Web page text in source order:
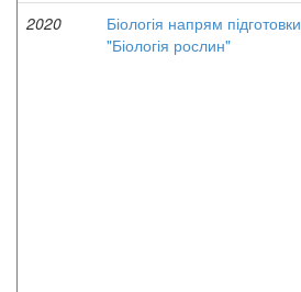
2020
Біологія напрям підготовки
"Біологія рослин"